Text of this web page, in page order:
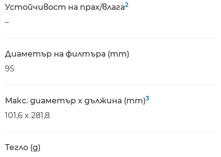
Устойчивост на прах/влага2
–
Диаметър на филтъра (mm)
95
Макс. диаметър x дължина (mm)3
101,6 x 281,8
Тегло (g)